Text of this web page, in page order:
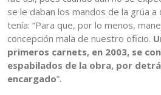
se le daban los mandos de la grúa
tenía: “Para que, por lo menos,
concepción mala de nuestro oficio.
primeros carnets, en 2003, se
espabilados de la obra, por
encargado”.